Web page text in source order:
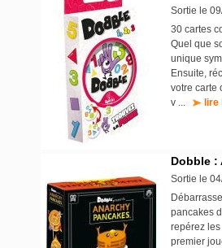
Sortie le
30 cartes
Quel que
unique
Ensuite,
votre carte
v ...
lire
Dobble :
Sortie le
pancakes
repérez
premier